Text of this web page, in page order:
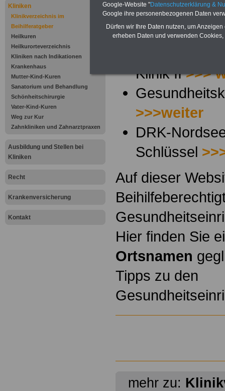
Kliniken
Klinikverzeichnis im
Beihilferatgeber
Heilkuren
Heilkurorteverzeichnis
Kliniken nach Indikationen
Krankenhaus
Mutter-Kind-Kuren
Sanatorium und Behandlung
Schönheitschirurgie
Vater-Kind-Kuren
Weg zur Kur
Zahnkliniken und Zahnarztpraxen
Ausbildung und Stellen bei
Kliniken
Recht
Krankenversicherung
Kontakt
Nordsee
>>> weiter
Klinik II>>>
>>>weiter
DRK-
Schlüssel
Auf dieser
Hier finden Sie
Ortsnamen
Tipps zu den
mehr zu:
Google-Website "Datenschutzerklärung &
Google ihre personenbezogenen Daten
Dürfen wir Ihre Daten nutzen, um
erheben Daten und verwenden